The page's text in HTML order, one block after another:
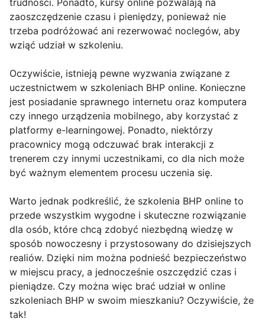
trudności. Ponadto, kursy online pozwalają na
zaoszczędzenie czasu i pieniędzy, ponieważ nie
trzeba podróżować ani rezerwować noclegów, aby
wziąć udział w szkoleniu.
Oczywiście, istnieją pewne wyzwania związane z
uczestnictwem w szkoleniach BHP online. Konieczne
jest posiadanie sprawnego internetu oraz komputera
czy innego urządzenia mobilnego, aby korzystać z
platformy e-learningowej. Ponadto, niektórzy
pracownicy mogą odczuwać brak interakcji z
trenerem czy innymi uczestnikami, co dla nich może
być ważnym elementem procesu uczenia się.
Warto jednak podkreślić, że szkolenia BHP online to
przede wszystkim wygodne i skuteczne rozwiązanie
dla osób, które chcą zdobyć niezbędną wiedzę w
sposób nowoczesny i przystosowany do dzisiejszych
realiów. Dzięki nim można podnieść bezpieczeństwo
w miejscu pracy, a jednocześnie oszczędzić czas i
pieniądze. Czy można więc brać udział w online
szkoleniach BHP w swoim mieszkaniu? Oczywiście, że
tak!